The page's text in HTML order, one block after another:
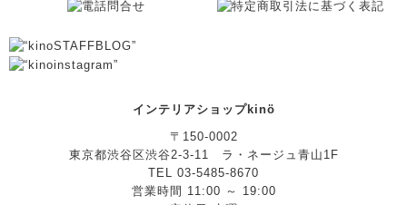
インテリアショップkinö
〒150-0002
東京都渋谷区渋谷2-3-11 ラ・ネージュ青山1F
TEL 03-5485-8670
営業時間 11:00 ～ 19:00